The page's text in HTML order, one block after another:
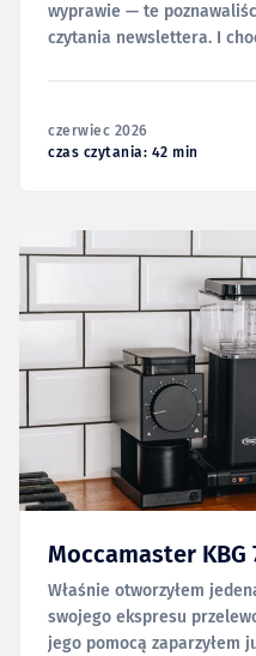
wyprawie — te
czytania newslettera. I
czerwiec 2026
czas czytania: 42 min
Moccamaster KBG
Właśnie otworzyłem
swojego ekspresu
jego pomocą zaparzyłem